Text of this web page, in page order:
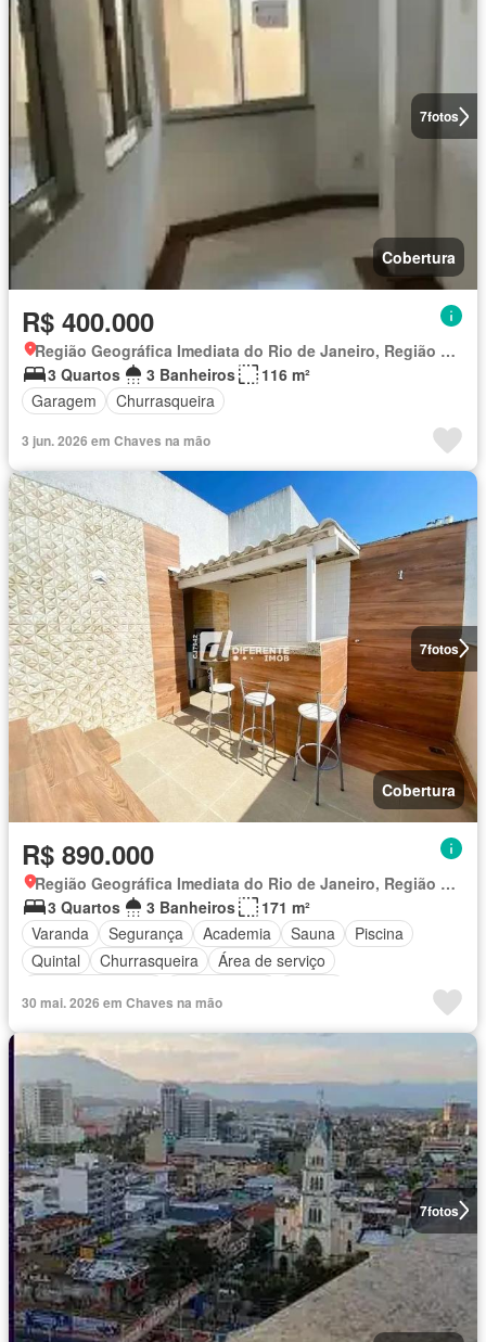
7fotos
Cobertura
R$ 400.000
Região Geográfica Imediata do Rio de Janeiro, Região Metropolitana do Rio de Janeiro
3 Quartos
3 Banheiros
116 m²
Garagem
Churrasqueira
3 jun. 2026 em Chaves na mão
7fotos
Cobertura
R$ 890.000
Região Geográfica Imediata do Rio de Janeiro, Região Metropolitana do Rio de Janeiro
3 Quartos
3 Banheiros
171 m²
Varanda
Segurança Academia Sauna
Piscina
Quintal
Churrasqueira
Área de serviço
30 mai. 2026 em Chaves na mão
7fotos